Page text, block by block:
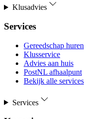
Klusadvies
Services
Gereedschap huren
Klusservice
Advies aan huis
PostNL afhaalpunt
Bekijk alle services
Services